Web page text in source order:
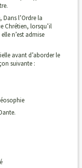
Dans l’Ordre la
Chrétien, lorsqu’il
n’est admise
avant d’aborder le
suivante :